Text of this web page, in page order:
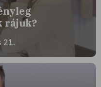
rájuk?
21.